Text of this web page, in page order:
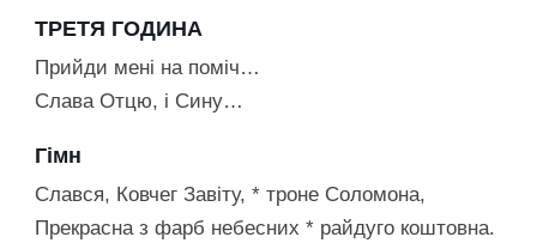
ТРЕТЯ ГОДИНА
Прийди мені на поміч…
Слава Отцю, і Сину…
Гімн
Слався, Ковчег Завіту, * троне Соломона,
Прекрасна з фарб небесних * райдуго коштовна.